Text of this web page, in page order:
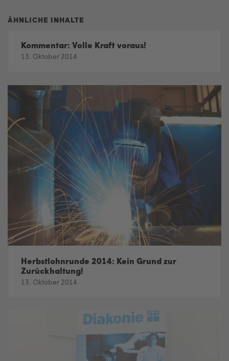
Kommentar: Volle Kraft voraus!
13. Oktober 2014
Herbstlohnrunde 2014: Kein Grund zur
Zurückhaltung!
13. Oktober 2014